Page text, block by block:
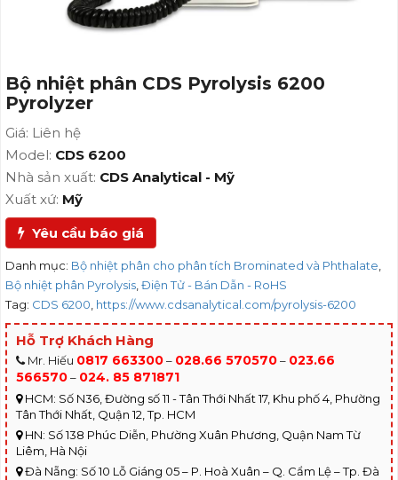
Bộ nhiệt phân CDS Pyrolysis 6200
Pyrolyzer
Giá: Liên hệ
Model: CDS 6200
Nhà sản xuất: CDS Analytical - Mỹ
Xuất xứ: Mỹ
Yêu cầu báo giá
Danh mục: Bộ nhiệt phân cho phân tích Brominated và Phthalate
Bộ nhiệt phân Pyrolysis Điện Tử - Bán Dẫn - RoHS
Tag: CDS 6200 https://www.cdsanalytical.com/pyrolysis-6200
Hỗ Trợ Khách Hàng
Mr. Hiếu 0817 663300– 028.66 570570– 023.66
566570– 024. 85 871871
HCM: Số N36, Đường số 11 - Tân Thới Nhất 17, Khu phố 4, Phường
Tân Thới Nhất, Quận 12, Tp. HCM
HN: Số 138 Phúc Diễn, Phường Xuân Phương, Quận Nam Từ
Liêm, Hà Nội
Đà Nẵng: Số 10 Lỗ Giáng 05 – P. Hoà Xuân – Q. Cẩm Lệ – Tp. Đà